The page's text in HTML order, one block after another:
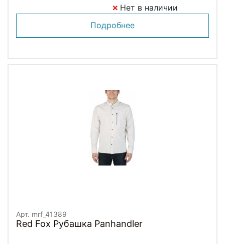
Нет в наличии
Подробнее
Арт. mrf_41389
Red Fox Рубашка Panhandler